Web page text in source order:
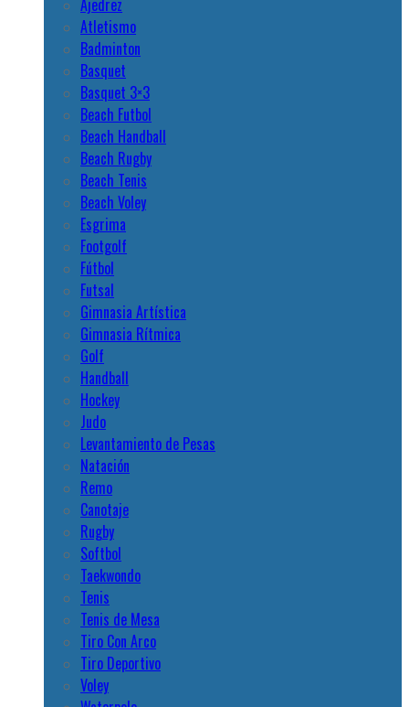
Ajedrez
Atletismo
Badminton
Basquet
Basquet 3×3
Beach Futbol
Beach Handball
Beach Rugby
Beach Tenis
Beach Voley
Esgrima
Footgolf
Fútbol
Futsal
Gimnasia Artística
Gimnasia Rítmica
Golf
Handball
Hockey
Judo
Levantamiento de Pesas
Natación
Remo
Canotaje
Rugby
Softbol
Taekwondo
Tenis
Tenis de Mesa
Tiro Con Arco
Tiro Deportivo
Voley